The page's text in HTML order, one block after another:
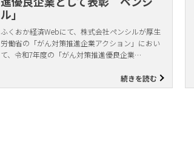
ル」
ふくおか経済Webにて、株式会社ペンシルが厚生
労働省の「がん対策推進企業アクション」におい
て、令和7年度の「がん対策推進優良企業…
続きを読む